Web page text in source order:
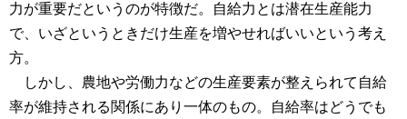
力が重要だというのが特徴だ。自給力とは潜在生産能力
で、いざというときだけ生産を増やせればいいという考え
方。
しかし、農地や労働力などの生産要素が整えられて自給
率が維持される関係にあり一体のもの。自給率はどうでも